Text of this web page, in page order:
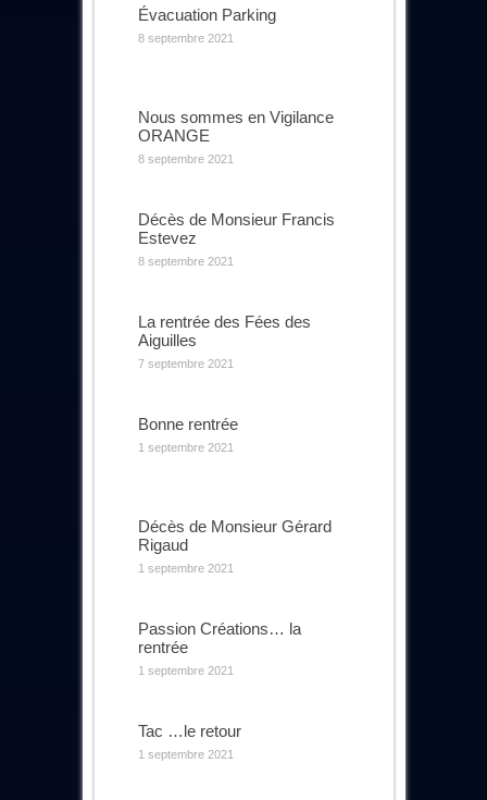
Évacuation Parking
8 septembre 2021
Nous sommes en Vigilance
ORANGE
8 septembre 2021
Décès de Monsieur Francis
Estevez
8 septembre 2021
La rentrée des Fées des
Aiguilles
7 septembre 2021
Bonne rentrée
1 septembre 2021
Décès de Monsieur Gérard
Rigaud
1 septembre 2021
Passion Créations… la
rentrée
1 septembre 2021
Tac …le retour
1 septembre 2021